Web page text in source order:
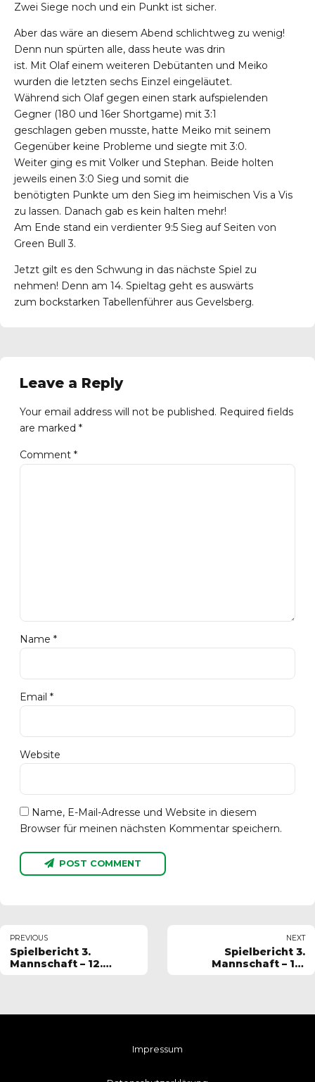
Zwei Siege noch und ein Punkt ist sicher.
Aber das wäre an diesem Abend schlichtweg zu wenig!
Denn nun spürten alle, dass heute was drin
ist. Mit Olaf einem weiteren Debütanten und Meiko
wurden die letzten sechs Einzel eingeläutet.
Während sich Olaf gegen einen stark aufspielenden
Gegner (180 und 16er Shortgame) mit 3:1
geschlagen geben musste, hatte Meiko mit seinem
Gegenüber keine Probleme und siegte mit 3:0.
Weiter ging es mit Volker und Stephan. Beide holten
jeweils einen 3:0 Sieg und somit die
benötigten Punkte um den Sieg im heimischen Vis a Vis
zu lassen. Danach gab es kein halten mehr!
Am Ende stand ein verdienter 9:5 Sieg auf Seiten von
Green Bull 3.
Jetzt gilt es den Schwung in das nächste Spiel zu
nehmen! Denn am 14. Spieltag geht es auswärts
zum bockstarken Tabellenführer aus Gevelsberg.
Leave a Reply
Your email address will not be published. Required fields
are marked *
Comment *
Name *
Email *
Website
Name, E-Mail-Adresse und Website in diesem
Browser für meinen nächsten Kommentar speichern.
POST COMMENT
PREVIOUS
Spielbericht 3.
Mannschaft – 12.
NEXT
Spielbericht 3.
Mannschaft – 14.
Impressum